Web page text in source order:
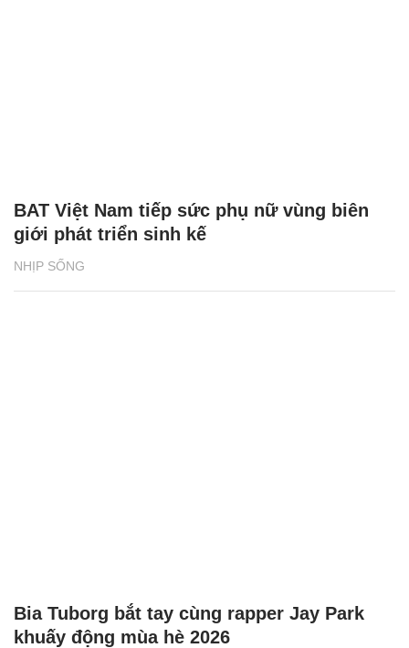
NHỊP SỐNG
BAT Việt Nam tiếp sức phụ nữ vùng biên
giới phát triển sinh kế
Bia Tuborg bắt tay cùng rapper Jay Park
khuấy động mùa hè 2026